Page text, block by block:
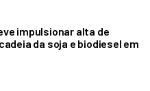
impulsionar alta de
da soja e biodiesel em